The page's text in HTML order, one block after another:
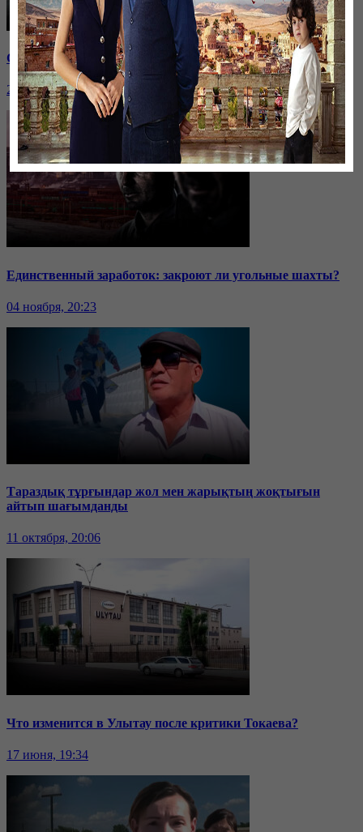
Саммит ОДКБ: под вопросом эффективность организации
24 ноября, 20:43
Единственный заработок: закроют ли угольные шахты?
04 ноября, 20:23
Тараздық тұрғындар жол мен жарықтың жоқтығын
айтып шағымданды
11 октября, 20:06
Что изменится в Улытау после критики Токаева?
17 июня, 19:34